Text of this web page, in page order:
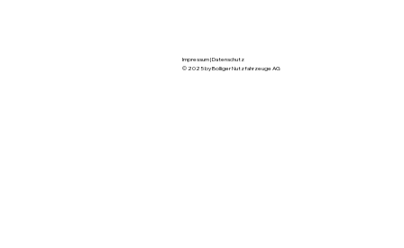
Impressum|Datenschutz
© 2025 by Bolliger Nutzfahrzeuge AG